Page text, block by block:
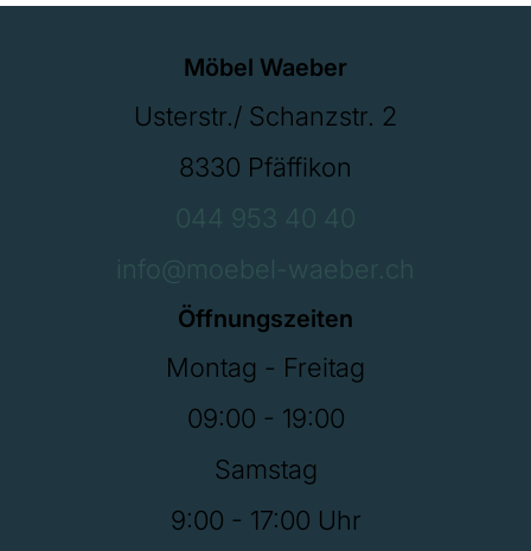
Möbel Waeber
Usterstr./ Schanzstr. 2
8330 Pfäffikon
044 953 40 40
info@moebel-waeber.ch
Öffnungszeiten
Montag - Freitag
09:00 - 19:00
Samstag
9:00 - 17:00 Uhr